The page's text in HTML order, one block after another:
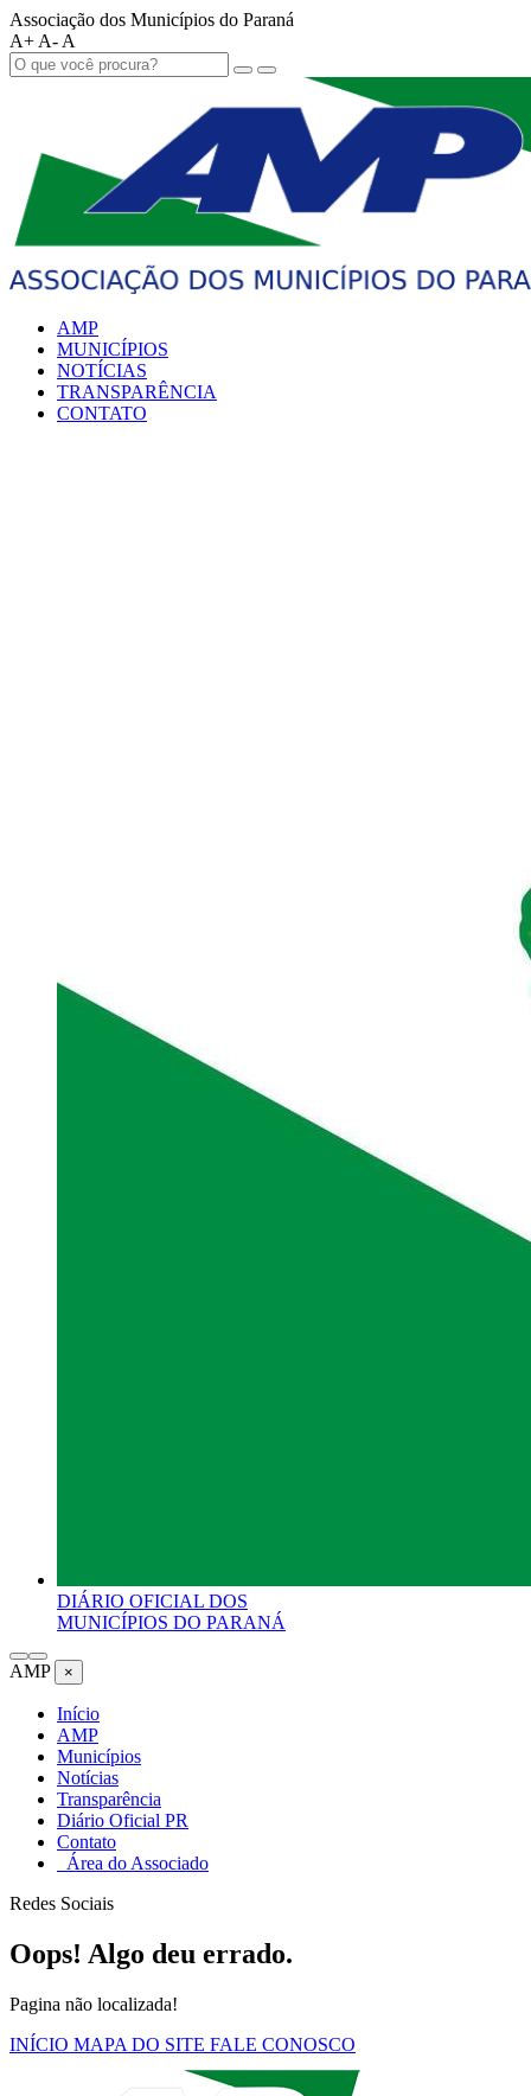
Associação dos Municípios do Paraná
A+ A- A
AMP
MUNICÍPIOS
NOTÍCIAS
TRANSPARÊNCIA
CONTATO
DIÁRIO OFICIAL DOS
MUNICÍPIOS DO PARANÁ
AMP ×
Início
AMP
Municípios
Notícias
Transparência
Diário Oficial PR
Contato
Área do Associado
Redes Sociais
Oops! Algo deu errado.
Pagina não localizada!
INÍCIO MAPA DO SITE FALE CONOSCO